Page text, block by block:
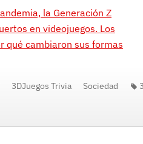
la Generación Z
en videojuegos. Los
qué cambiaron sus formas
3DJuegos Trivia Sociedad